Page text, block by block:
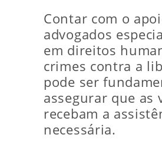
Contar com o
advogados
em direitos
crimes contra a
pode ser
assegurar que as
recebam a
necessária.